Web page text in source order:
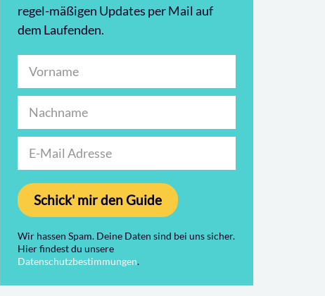
regel-mäßigen Updates per Mail auf
dem Laufenden.
Schick' mir den Guide
Wir hassen Spam. Deine Daten sind bei uns sicher.
Hier findest du unsere
Datenschutzbestimmungen.